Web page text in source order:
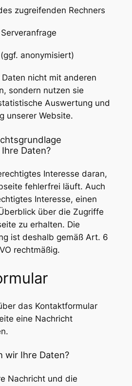
zugreifenden Rechners
anonymisiert)
nicht mit anderen
sondern nutzen sie
Auswertung und
unserer Website.
Daten?
Interesse daran,
fehlerfrei läuft. Auch
Interesse, einen
über die Zugriffe
zu erhalten. Die
ist deshalb gemäß Art. 6
rechtmäßig.
das Kontaktformular
eine Nachricht
wir Ihre Daten?
Nachricht und die